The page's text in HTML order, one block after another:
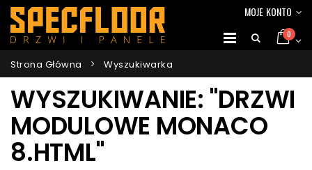
MOJE KONTO
0
Strona Główna Wyszukiwarka
WYSZUKIWANIE: "DRZWI
MODULOWE MONACO
8.HTML"